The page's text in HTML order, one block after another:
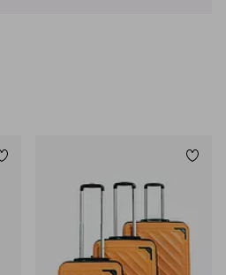
Lisää suosikkeihin